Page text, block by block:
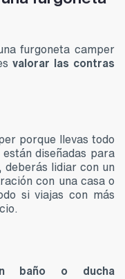
furgoneta camper
valorar las contras
porque llevas todo
diseñadas para
lidiar con un
con una casa o
si viajas con más
baño o ducha